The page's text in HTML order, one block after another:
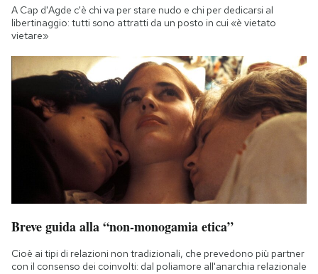
A Cap d'Agde c'è chi va per stare nudo e chi per dedicarsi al
libertinaggio: tutti sono attratti da un posto in cui «è vietato
vietare»
Breve guida alla “non-monogamia etica”
Cioè ai tipi di relazioni non tradizionali, che prevedono più partner
con il consenso dei coinvolti: dal poliamore all'anarchia relazionale